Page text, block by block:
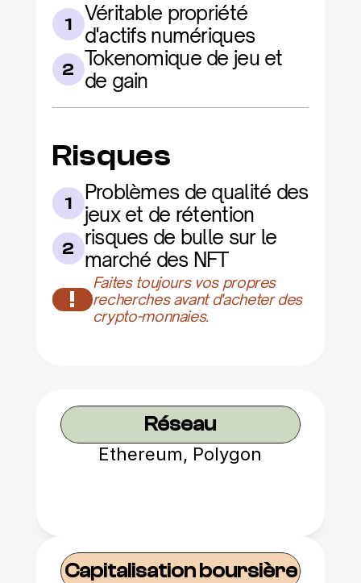
1
Véritable propriété
d'actifs numériques
2 Tokenomique de jeu et
de gain
Risques
1
Problèmes de qualité des
jeux et de rétention
2 risques de bulle sur le
marché des NFT
!
Faites toujours vos propres
recherches avant d'acheter des
crypto-monnaies.
Réseau
Ethereum, Polygon
Capitalisation boursière